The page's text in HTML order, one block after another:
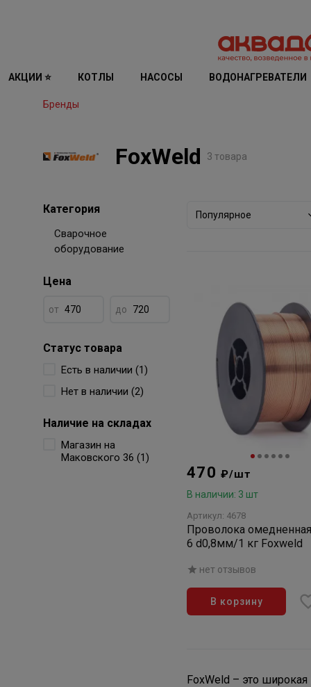
АКЦИИ ⭐ КОТЛЫ НАСОСЫ ВОДОНАГРЕВАТЕЛИ
Бренды
FoxWeld 3 товара
Категория
Сварочное
оборудование
Цена
от до
Статус товара
Есть в наличии (1)
Нет в наличии (2)
Наличие на складах
Магазин на
Маковского 36 (1)
Популярное
470 ₽/шт
В наличии: 3 шт
Артикул: 4678
Проволока
6 d0,8мм/1 кг Foxweld
нет отзывов
В корзину
FoxWeld – это